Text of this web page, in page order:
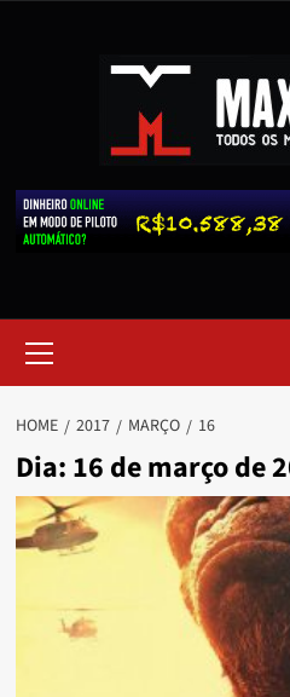
HOME 2017 MARÇO 16
Dia: 16 de março de